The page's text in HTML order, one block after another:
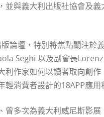
並與義大利出版社協會及
論壇，特別將焦點關注於
Seghi 以及副會長
利作家如何以讀者取向創
消費者設計的18APP應用
曾多次為義大利威尼斯影